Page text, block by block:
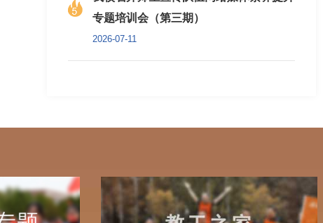
专题培训会（第三期）
2026-07-11